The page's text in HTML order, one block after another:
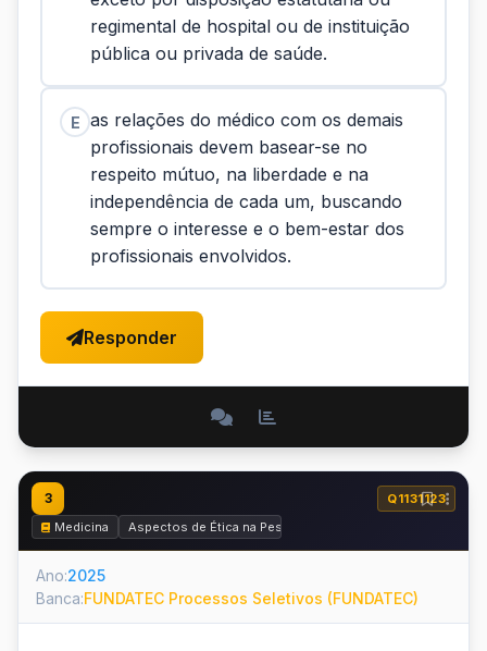
regimental de hospital ou de instituição
pública ou privada de saúde.
E as relações do médico com os demais
profissionais devem basear-se no
respeito mútuo, na liberdade e na
independência de cada um, buscando
sempre o interesse e o bem-estar dos
profissionais envolvidos.
Responder
3
Q1131123
Medicina
Aspectos de Ética na Pesquisa, Ética Médica e Perícia
Ano:2025
Banca:FUNDATEC Processos Seletivos (FUNDATEC)